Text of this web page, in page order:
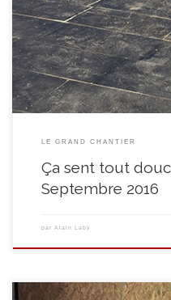
de-chaussée, ce sont les
que les batis des WC. Mais, déjà,
C’est au […]
LE GRAND CHANTIER
Ça sent tout
Septembre 2016
par Alain Laby